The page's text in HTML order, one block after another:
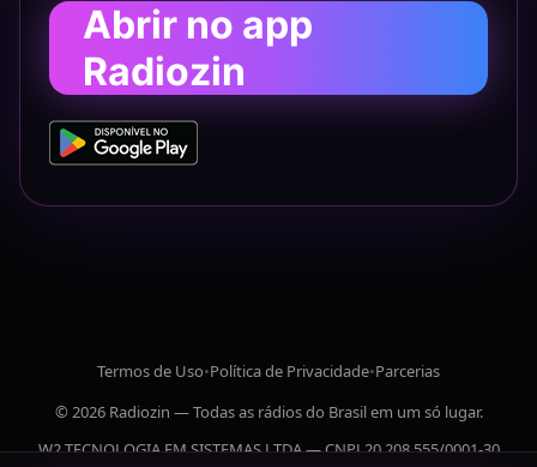
Abrir no app
Radiozin
Termos de Uso•Política de Privacidade•Parcerias
© 2026 Radiozin — Todas as rádios do Brasil em um só lugar.
W2 TECNOLOGIA EM SISTEMAS LTDA — CNPJ 20.208.555/0001-30